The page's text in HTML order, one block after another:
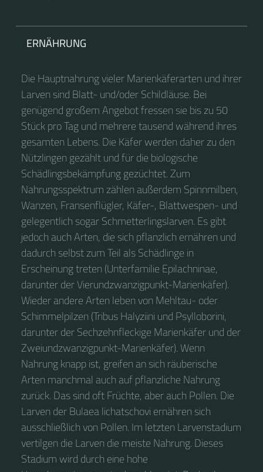
ERNÄHRUNG
Die Hauptnahrung vieler Marienkäferarten und ihrer
Larven sind Blatt- und/oder Schildläuse. Bei
genügend großem Angebot fressen sie bis zu 50
Stück pro Tag und mehrere tausend während ihres
gesamten Lebens. Die Käfer werden daher zu den
Nützlingen gezählt und für die biologische
Schädlingsbekämpfung gezüchtet. Zum
Nahrungsspektrum zählen außerdem Spinnmilben,
Wanzen, Fransenflügler, Käfer-, Blattwespen- und
gelegentlich sogar Schmetterlingslarven. Es gibt
jedoch auch Arten, die sich pflanzlich ernähren und
dadurch selbst zum Teil als Schädlinge in
Erscheinung treten (Unterfamilie Epilachninae,
darunter der Vierundzwanzigpunkt-Marienkäfer).
Wieder andere Arten leben von Mehltau- oder
Schimmelpilzen (Tribus Halyziini und Psylloborini,
darunter der Sechzehnfleckige Marienkäfer und der
Zweiundzwanzigpunkt-Marienkäfer). Wenn
Nahrung knapp ist, greifen an sich räuberische
Arten manchmal auch auf pflanzliche Nahrung
zurück. Das sind oft Früchte, aber auch Pollen. Die
Larven der Bulaea lichatschovi ernähren sich
ausschließlich von Pollen. Im letzten Larvenstadium
vertilgen die Larven die meiste Nahrung. Dieses
Stadium wird durch eine hohe